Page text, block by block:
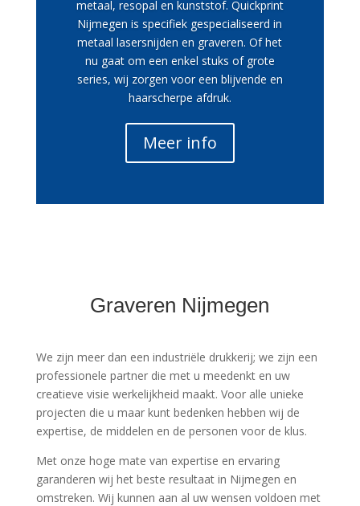
metaal, resopal en kunststof. Quickprint
Nijmegen is specifiek gespecialiseerd in
metaal lasersnijden en graveren. Of het
nu gaat om een enkel stuks of grote
series, wij zorgen voor een blijvende en
haarscherpe afdruk.
Meer info
Graveren Nijmegen
We zijn meer dan een industriële drukkerij; we zijn een
professionele partner die met u meedenkt en uw
creatieve visie werkelijkheid maakt. Voor alle unieke
projecten die u maar kunt bedenken hebben wij de
expertise, de middelen en de personen voor de klus.
Met onze hoge mate van expertise en ervaring
garanderen wij het beste resultaat in Nijmegen en
omstreken. Wij kunnen aan al uw wensen voldoen met